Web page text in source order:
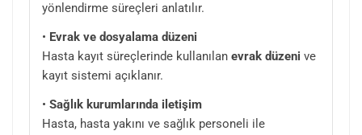
yönlendirme süreçleri anlatılır.
• Evrak ve dosyalama düzeni
Hasta kayıt süreçlerinde kullanılan evrak düzeni ve
kayıt sistemi açıklanır.
• Sağlık kurumlarında iletişim
Hasta, hasta yakını ve sağlık personeli ile